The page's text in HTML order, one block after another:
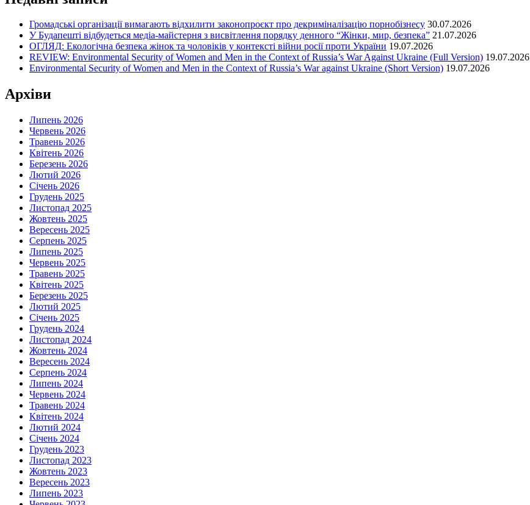
Громадські організації вимагають відхилити законопроєкт про декриміналізацію порнобізнесу 30.07.2026
У Будапешті відбудеться медіа-майстерня з висвітлення порядку денного “Жінки, мир, безпека” 21.07.2026
ОГЛЯД: Екологічна безпека жінок та чоловіків у контексті війни росії проти України 19.07.2026
REVIEW: Environmental Security of Women and Men in the Context of Russia’s War Against Ukraine (Full Version) 19.07.2026
Environmental Security of Women and Men in the Context of Russia’s War against Ukraine (Short Version) 19.07.2026
Архіви
Липень 2026
Червень 2026
Травень 2026
Квітень 2026
Березень 2026
Лютий 2026
Січень 2026
Грудень 2025
Листопад 2025
Жовтень 2025
Вересень 2025
Серпень 2025
Липень 2025
Червень 2025
Травень 2025
Квітень 2025
Березень 2025
Лютий 2025
Січень 2025
Грудень 2024
Листопад 2024
Жовтень 2024
Вересень 2024
Серпень 2024
Липень 2024
Червень 2024
Травень 2024
Квітень 2024
Лютий 2024
Січень 2024
Грудень 2023
Листопад 2023
Жовтень 2023
Вересень 2023
Липень 2023